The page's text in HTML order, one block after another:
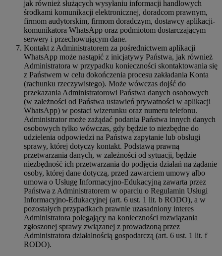
jak również służących wysyłaniu informacji handlowych
środkami komunikacji elektronicznej, doradcom prawnym,
firmom audytorskim, firmom doradczym, dostawcy aplikacji-
komunikatora WhatsApp oraz podmiotom dostarczającym
serwery i przechowującym dane.
Kontakt z Administratorem za pośrednictwem aplikacji
WhatsApp może nastąpić z inicjatywy Państwa, jak również
Administratora w przypadku konieczności skontaktowania się
z Państwem w celu dokończenia procesu zakładania Konta
(rachunku rzeczywistego). Może wówczas dojść do
przekazania Administratorowi Państwa danych osobowych
(w zależności od Państwa ustawień prywatności w aplikacji
WhatsApp) w postaci wizerunku oraz numeru telefonu.
Administrator może zażądać podania Państwa innych danych
osobowych tylko wówczas, gdy będzie to niezbędne do
udzielenia odpowiedzi na Państwa zapytanie lub obsługi
sprawy, której dotyczy kontakt. Podstawą prawną
przetwarzania danych, w zależności od sytuacji, będzie
niezbędność ich przetwarzania do podjęcia działań na żądanie
osoby, której dane dotyczą, przed zawarciem umowy albo
umowa o Usługę Informacyjno-Edukacyjną zawarta przez
Państwa z Administratorem w oparciu o Regulamin Usługi
Informacyjno-Edukacyjnej (art. 6 ust. 1 lit. b RODO), a w
pozostałych przypadkach prawnie uzasadniony interes
Administratora polegający na konieczności rozwiązania
zgłoszonej sprawy związanej z prowadzoną przez
Administratora działalnością gospodarczą (art. 6 ust. 1 lit. f
RODO).